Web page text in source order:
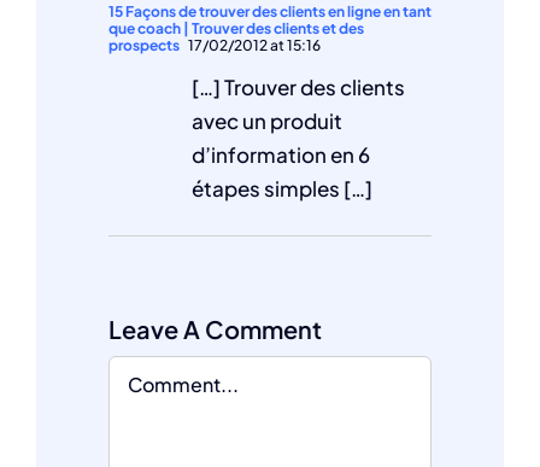
15 Façons de trouver des clients en ligne en tant
que coach | Trouver des clients et des
prospects 17/02/2012 at 15:16
[…] Trouver des clients
avec un produit
d’information en 6
étapes simples […]
Leave A Comment
Comment